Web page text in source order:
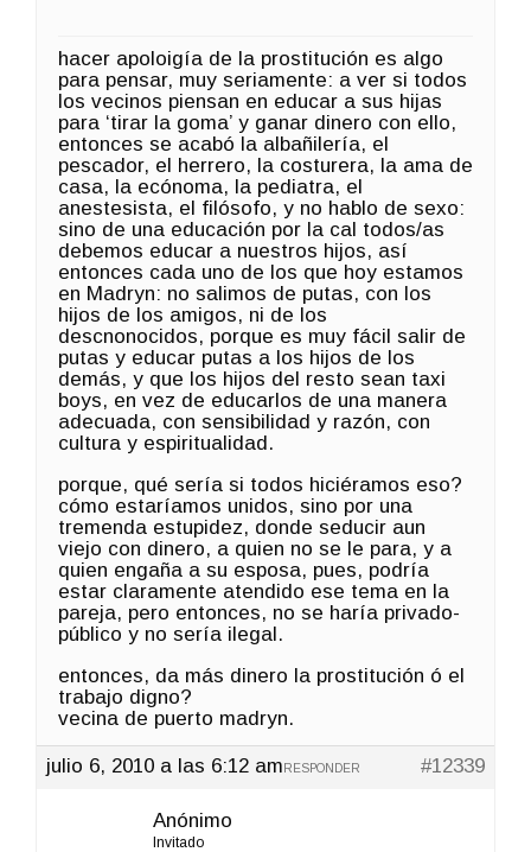
hacer apoloigía de la prostitución es algo
para pensar, muy seriamente: a ver si todos
los vecinos piensan en educar a sus hijas
para ‘tirar la goma’ y ganar dinero con ello,
entonces se acabó la albañilería, el
pescador, el herrero, la costurera, la ama de
casa, la ecónoma, la pediatra, el
anestesista, el filósofo, y no hablo de sexo:
sino de una educación por la cal todos/as
debemos educar a nuestros hijos, así
entonces cada uno de los que hoy estamos
en Madryn: no salimos de putas, con los
hijos de los amigos, ni de los
descnonocidos, porque es muy fácil salir de
putas y educar putas a los hijos de los
demás, y que los hijos del resto sean taxi
boys, en vez de educarlos de una manera
adecuada, con sensibilidad y razón, con
cultura y espiritualidad.
porque, qué sería si todos hiciéramos eso?
cómo estaríamos unidos, sino por una
tremenda estupidez, donde seducir aun
viejo con dinero, a quien no se le para, y a
quien engaña a su esposa, pues, podría
estar claramente atendido ese tema en la
pareja, pero entonces, no se haría privado-
público y no sería ilegal.
entonces, da más dinero la prostitución ó el
trabajo digno?
vecina de puerto madryn.
julio 6, 2010 a las 6:12 am #12339
RESPONDER
Anónimo
Invitado